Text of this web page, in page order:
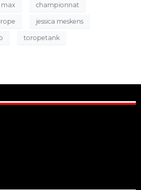
max championnat
jessica meskens
toropetank